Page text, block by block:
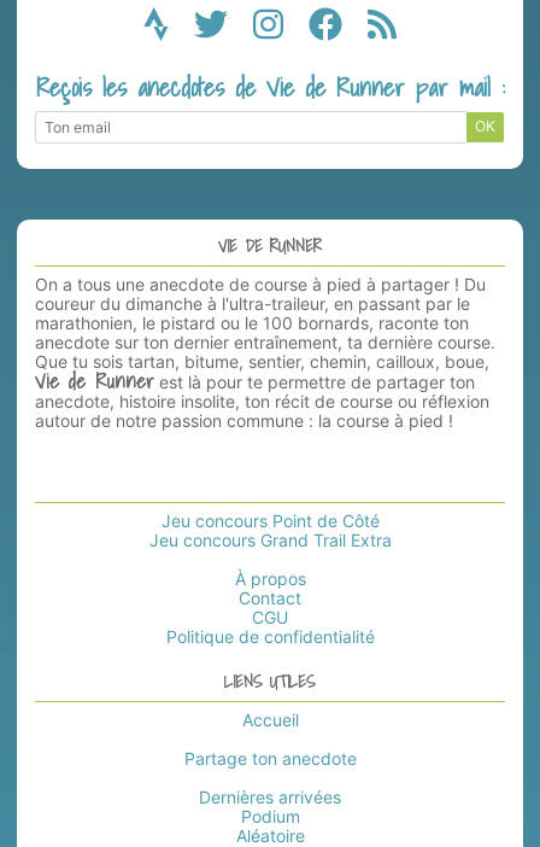
Reçois les anecdotes de Vie de Runner par mail :
OK
VIE DE RUNNER
On a tous une anecdote de course à pied à partager ! Du
coureur du dimanche à l'ultra-traileur, en passant par le
marathonien, le pistard ou le 100 bornards, raconte ton
anecdote sur ton dernier entraînement, ta dernière course.
Que tu sois tartan, bitume, sentier, chemin, cailloux, boue,
Vie de Runner est là pour te permettre de partager ton
anecdote, histoire insolite, ton récit de course ou réflexion
autour de notre passion commune : la course à pied !
Jeu concours Point de Côté
Jeu concours Grand Trail Extra
À propos
Contact
CGU
Politique de confidentialité
LIENS UTILES
Accueil
Partage ton anecdote
Dernières arrivées
Podium
Aléatoire